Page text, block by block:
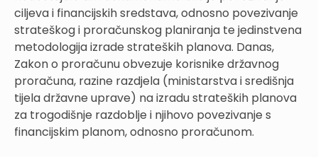
ciljeva i financijskih sredstava, odnosno povezivanje
strateškog i proračunskog planiranja te jedinstvena
metodologija izrade strateških planova. Danas,
Zakon o proračunu obvezuje korisnike državnog
proračuna, razine razdjela (ministarstva i središnja
tijela državne uprave) na izradu strateških planova
za trogodišnje razdoblje i njihovo povezivanje s
financijskim planom, odnosno proračunom.